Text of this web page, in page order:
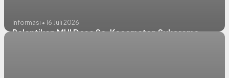
Informasi • 16 Juli 2026
Pelantikan MUI Desa Se-Kecamatan Sukorame